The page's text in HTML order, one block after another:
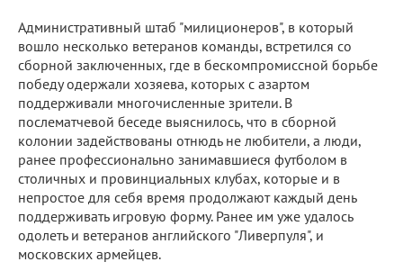
Административный штаб "милиционеров", в который
вошло несколько ветеранов команды, встретился со
сборной заключенных, где в бескомпромиссной борьбе
победу одержали хозяева, которых с азартом
поддерживали многочисленные зрители. В
послематчевой беседе выяснилось, что в сборной
колонии задействованы отнюдь не любители, а люди,
ранее профессионально занимавшиеся футболом в
столичных и провинциальных клубах, которые и в
непростое для себя время продолжают каждый день
поддерживать игровую форму. Ранее им уже удалось
одолеть и ветеранов английского "Ливерпуля", и
московских армейцев.